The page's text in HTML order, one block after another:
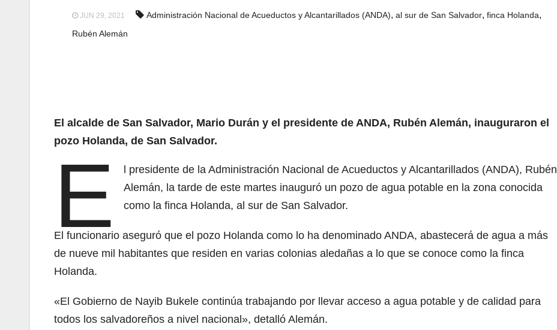
JUN 29, 2021 Administración Nacional de Acueductos y Alcantarillados (ANDA), al sur de San Salvador, finca Holanda,
Rubén Alemán
El alcalde de San Salvador, Mario Durán y el presidente de ANDA, Rubén Alemán, inauguraron el
pozo Holanda, de San Salvador.
E
l presidente de la Administración Nacional de Acueductos y Alcantarillados (ANDA), Rubén
Alemán, la tarde de este martes inauguró un pozo de agua potable en la zona conocida
como la finca Holanda, al sur de San Salvador.
El funcionario aseguró que el pozo Holanda como lo ha denominado ANDA, abastecerá de agua a más
de nueve mil habitantes que residen en varias colonias aledañas a lo que se conoce como la finca
Holanda.
«El Gobierno de Nayib Bukele continúa trabajando por llevar acceso a agua potable y de calidad para
todos los salvadoreños a nivel nacional», detalló Alemán.